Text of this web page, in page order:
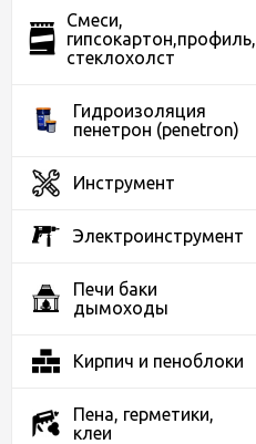
Смеси,
гипсокартон,профиль,
стеклохолст
Гидроизоляция
пенетрон (penetron)
Инструмент
Электроинструмент
Печи баки
дымоходы
Кирпич и пеноблоки
Пена, герметики,
клеи